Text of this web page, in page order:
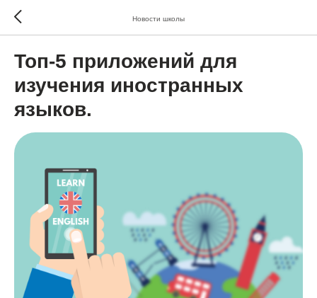
Новости школы
Топ-5 приложений для
изучения иностранных
языков.